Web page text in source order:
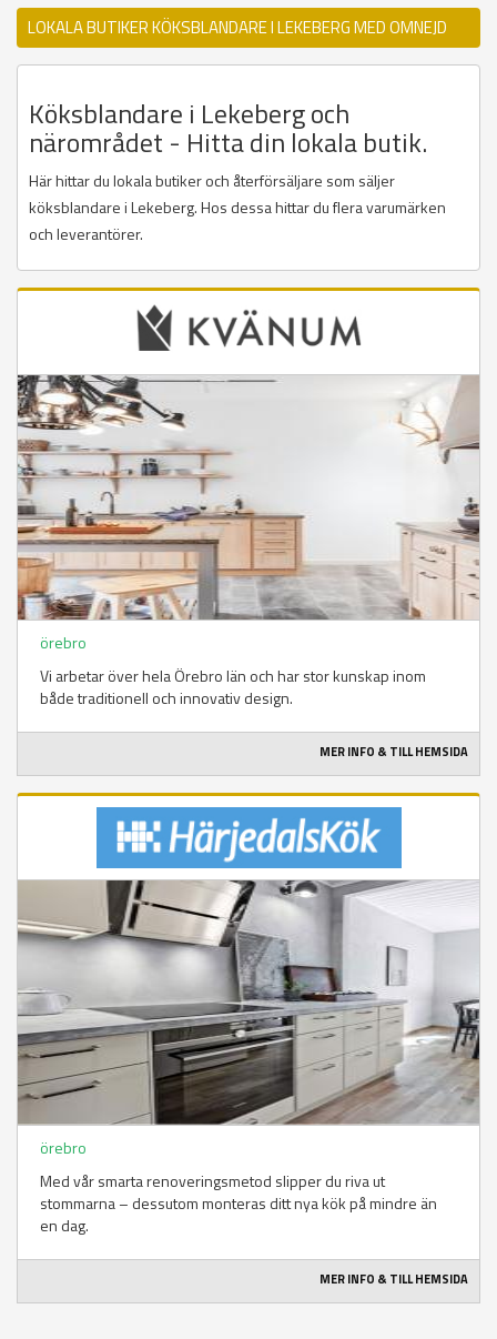
LOKALA BUTIKER KÖKSBLANDARE I LEKEBERG MED OMNEJD
Köksblandare i Lekeberg och
närområdet - Hitta din lokala butik.
Här hittar du lokala butiker och återförsäljare som säljer
köksblandare i Lekeberg. Hos dessa hittar du flera varumärken
och leverantörer.
örebro
Vi arbetar över hela Örebro län och har stor kunskap inom
både traditionell och innovativ design.
MER INFO & TILL HEMSIDA
örebro
Med vår smarta renoveringsmetod slipper du riva ut
stommarna – dessutom monteras ditt nya kök på mindre än
en dag.
MER INFO & TILL HEMSIDA